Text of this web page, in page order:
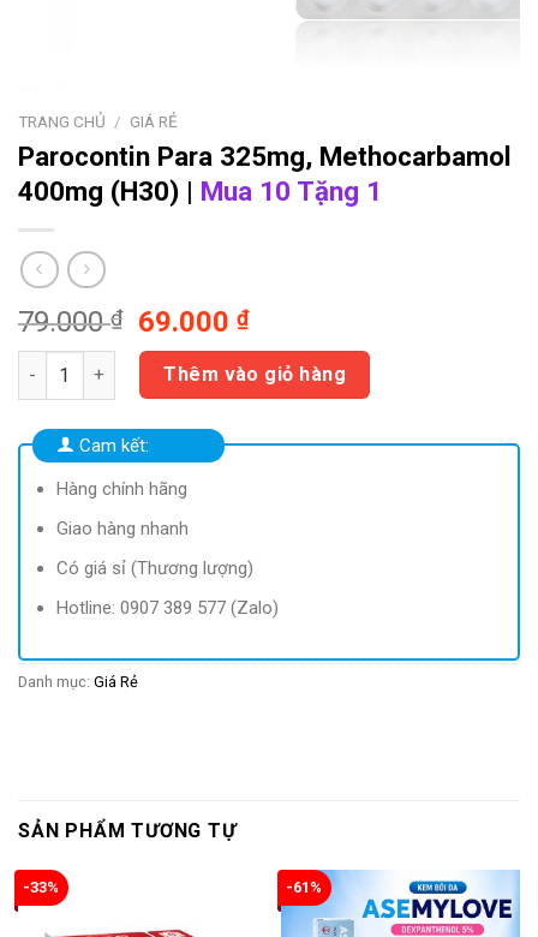
TRANG CHỦ / GIÁ RẺ
Parocontin Para 325mg, Methocarbamol
400mg (H30) | Mua 10 Tặng 1
79.000₫
Giá
gốc
là:
79.000 ₫.
69.000₫Giá
hiện
tại
là:
69.000 ₫.
Parocontin Para 325mg, Methocarbamol 400mg (H30) | Mua
Thêm vào giỏ hàng
Cam kết:
Hàng chính hãng
Giao hàng nhanh
Có giá sỉ (Thương lượng)
Hotline: 0907 389 577 (Zalo)
Danh mục: Giá Rẻ
SẢN PHẨM TƯƠNG TỰ
-33% -61%